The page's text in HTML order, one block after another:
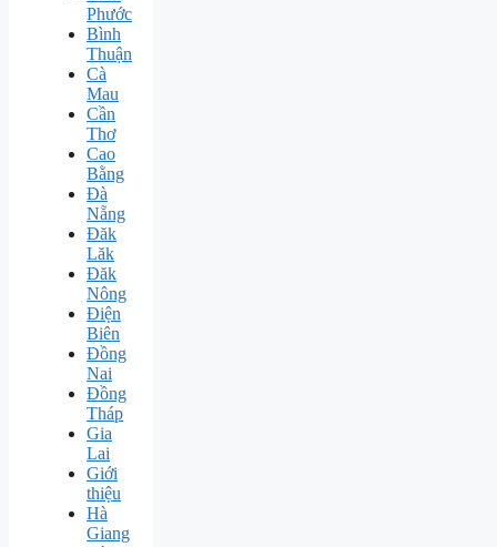
Phước
Bình
Thuận
Cà
Mau
Cần
Thơ
Cao
Bằng
Đà
Nẵng
Đăk
Lăk
Đăk
Nông
Điện
Biên
Đồng
Nai
Đồng
Tháp
Gia
Lai
Giới
thiệu
Hà
Giang